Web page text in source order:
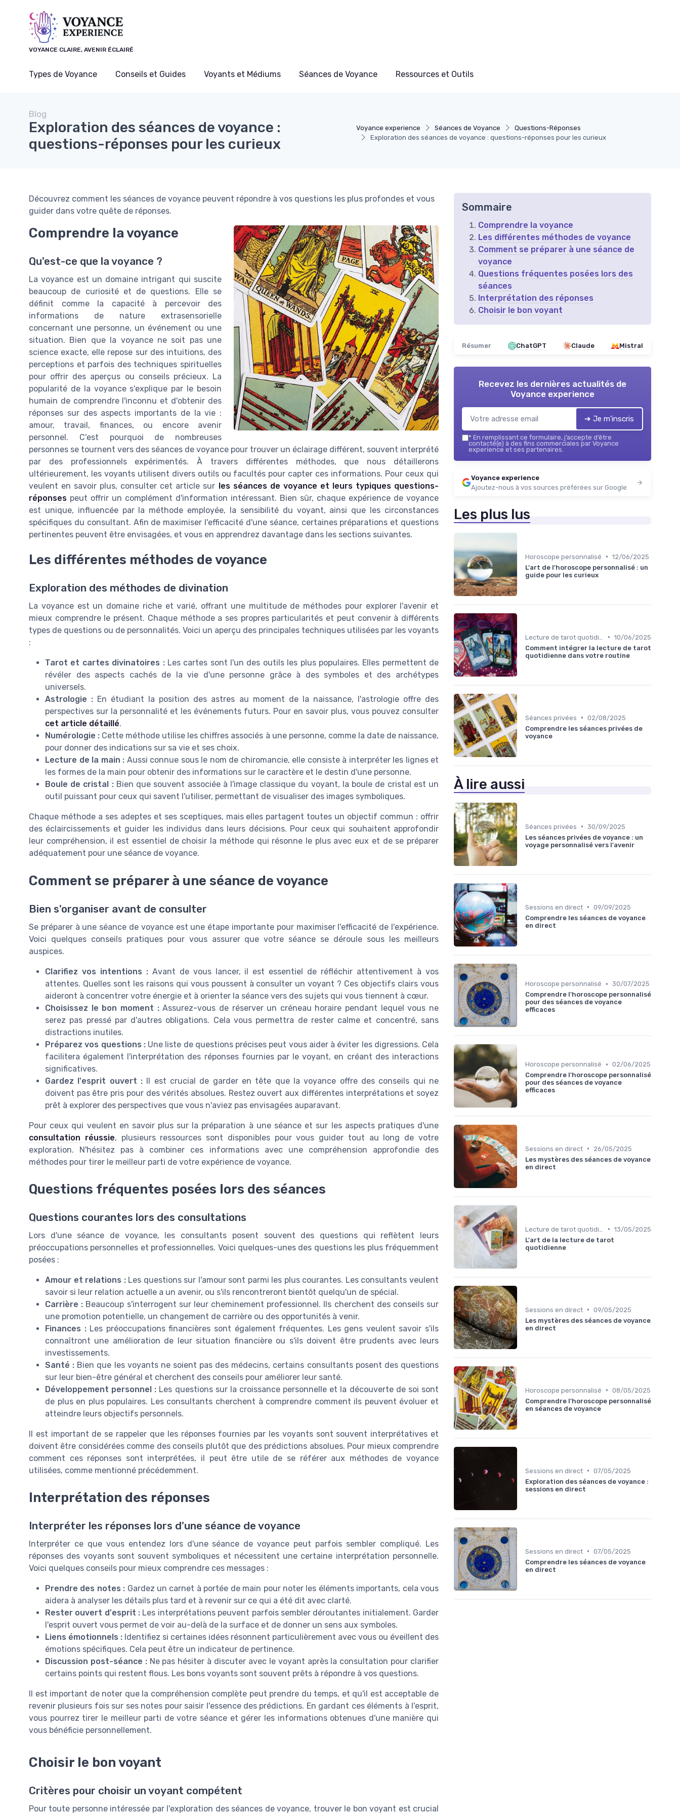
VOYANCE CLAIRE, AVENIR ÉCLAIRÉ
Types de Voyance Conseils et Guides Voyants et Médiums Séances de Voyance Ressources et Outils
Voyance experience Séances de Voyance
Questions-Réponses
Exploration des séances de voyance : questions-réponses pour les curieux
Blog
Exploration des séances de voyance :
questions-réponses pour les curieux
Découvrez comment les séances de voyance peuvent répondre à vos questions les plus profondes et vous
guider dans votre quête de réponses.
Comprendre la voyance
Qu'est-ce que la voyance ?
La voyance est un domaine intrigant qui suscite
beaucoup de curiosité et de questions. Elle se
définit comme la capacité à percevoir des
informations de nature extrasensorielle
concernant une personne, un événement ou une
situation. Bien que la voyance ne soit pas une
science exacte, elle repose sur des intuitions, des
perceptions et parfois des techniques spirituelles
pour offrir des aperçus ou conseils précieux. La
popularité de la voyance s'explique par le besoin
humain de comprendre l'inconnu et d'obtenir des
réponses sur des aspects importants de la vie :
amour, travail, finances, ou encore avenir
personnel. C'est pourquoi de nombreuses
personnes se tournent vers des séances de voyance pour trouver un éclairage différent, souvent interprété
par des professionnels expérimentés. À travers différentes méthodes, que nous détaillerons
ultérieurement, les voyants utilisent divers outils ou facultés pour capter ces informations. Pour ceux qui
veulent en savoir plus, consulter cet article sur les séances de voyance et leurs typiques questions-
réponses peut offrir un complément d'information intéressant. Bien sûr, chaque expérience de voyance
est unique, influencée par la méthode employée, la sensibilité du voyant, ainsi que les circonstances
spécifiques du consultant. Afin de maximiser l'efficacité d'une séance, certaines préparations et questions
pertinentes peuvent être envisagées, et vous en apprendrez davantage dans les sections suivantes.
Les différentes méthodes de voyance
Exploration des méthodes de divination
La voyance est un domaine riche et varié, offrant une multitude de méthodes pour explorer l'avenir et
mieux comprendre le présent. Chaque méthode a ses propres particularités et peut convenir à différents
types de questions ou de personnalités. Voici un aperçu des principales techniques utilisées par les voyants
:
Tarot et cartes divinatoires :Les cartes sont l'un des outils les plus populaires. Elles permettent de
révéler des aspects cachés de la vie d'une personne grâce à des symboles et des archétypes
universels.
Astrologie : En étudiant la position des astres au moment de la naissance, l'astrologie offre des
perspectives sur la personnalité et les événements futurs. Pour en savoir plus, vous pouvez consulter
cet article détaillé.
Numérologie : Cette méthode utilise les chiffres associés à une personne, comme la date de naissance,
pour donner des indications sur sa vie et ses choix.
Lecture de la main : Aussi connue sous le nom de chiromancie, elle consiste à interpréter les lignes et
les formes de la main pour obtenir des informations sur le caractère et le destin d'une personne.
Boule de cristal :Bien que souvent associée à l'image classique du voyant, la boule de cristal est un
outil puissant pour ceux qui savent l'utiliser, permettant de visualiser des images symboliques.
Chaque méthode a ses adeptes et ses sceptiques, mais elles partagent toutes un objectif commun : offrir
des éclaircissements et guider les individus dans leurs décisions. Pour ceux qui souhaitent approfondir
leur compréhension, il est essentiel de choisir la méthode qui résonne le plus avec eux et de se préparer
adéquatement pour une séance de voyance.
Comment se préparer à une séance de voyance
Bien s'organiser avant de consulter
Se préparer à une séance de voyance est une étape importante pour maximiser l'efficacité de l'expérience.
Voici quelques conseils pratiques pour vous assurer que votre séance se déroule sous les meilleurs
auspices.
Clarifiez vos intentions :Avant de vous lancer, il est essentiel de réfléchir attentivement à vos
attentes. Quelles sont les raisons qui vous poussent à consulter un voyant ? Ces objectifs clairs vous
aideront à concentrer votre énergie et à orienter la séance vers des sujets qui vous tiennent à cœur.
Choisissez le bon moment :Assurez-vous de réserver un créneau horaire pendant lequel vous ne
serez pas pressé par d'autres obligations. Cela vous permettra de rester calme et concentré, sans
distractions inutiles.
Préparez vos questions :Une liste de questions précises peut vous aider à éviter les digressions. Cela
facilitera également l'interprétation des réponses fournies par le voyant, en créant des interactions
significatives.
Gardez l'esprit ouvert : Il est crucial de garder en tête que la voyance offre des conseils qui ne
doivent pas être pris pour des vérités absolues. Restez ouvert aux différentes interprétations et soyez
prêt à explorer des perspectives que vous n'aviez pas envisagées auparavant.
Pour ceux qui veulent en savoir plus sur la préparation à une séance et sur les aspects pratiques d'une
consultation réussie, plusieurs ressources sont disponibles pour vous guider tout au long de votre
exploration. N'hésitez pas à combiner ces informations avec une compréhension approfondie des
méthodes pour tirer le meilleur parti de votre expérience de voyance.
Questions fréquentes posées lors des séances
Questions courantes lors des consultations
Lors d'une séance de voyance, les consultants posent souvent des questions qui reflètent leurs
préoccupations personnelles et professionnelles. Voici quelques-unes des questions les plus fréquemment
posées :
Amour et relations :Les questions sur l'amour sont parmi les plus courantes. Les consultants veulent
savoir si leur relation actuelle a un avenir, ou s'ils rencontreront bientôt quelqu'un de spécial.
Carrière : Beaucoup s'interrogent sur leur cheminement professionnel. Ils cherchent des conseils sur
une promotion potentielle, un changement de carrière ou des opportunités à venir.
Finances :Les préoccupations financières sont également fréquentes. Les gens veulent savoir s'ils
connaîtront une amélioration de leur situation financière ou s'ils doivent être prudents avec leurs
investissements.
Santé : Bien que les voyants ne soient pas des médecins, certains consultants posent des questions
sur leur bien-être général et cherchent des conseils pour améliorer leur santé.
Développement personnel : Les questions sur la croissance personnelle et la découverte de soi sont
de plus en plus populaires. Les consultants cherchent à comprendre comment ils peuvent évoluer et
atteindre leurs objectifs personnels.
Il est important de se rappeler que les réponses fournies par les voyants sont souvent interprétatives et
doivent être considérées comme des conseils plutôt que des prédictions absolues. Pour mieux comprendre
comment ces réponses sont interprétées, il peut être utile de se référer aux méthodes de voyance
utilisées, comme mentionné précédemment.
Interprétation des réponses
Interpréter les réponses lors d'une séance de voyance
Interpréter ce que vous entendez lors d'une séance de voyance peut parfois sembler compliqué. Les
réponses des voyants sont souvent symboliques et nécessitent une certaine interprétation personnelle.
Voici quelques conseils pour mieux comprendre ces messages :
Prendre des notes : Gardez un carnet à portée de main pour noter les éléments importants, cela vous
aidera à analyser les détails plus tard et à revenir sur ce qui a été dit avec clarté.
Rester ouvert d'esprit : Les interprétations peuvent parfois sembler déroutantes initialement. Garder
l'esprit ouvert vous permet de voir au-delà de la surface et de donner un sens aux symboles.
Liens émotionnels : Identifiez si certaines idées résonnent particulièrement avec vous ou éveillent des
émotions spécifiques. Cela peut être un indicateur de pertinence.
Discussion post-séance :Ne pas hésiter à discuter avec le voyant après la consultation pour clarifier
certains points qui restent flous. Les bons voyants sont souvent prêts à répondre à vos questions.
Il est important de noter que la compréhension complète peut prendre du temps, et qu'il est acceptable de
revenir plusieurs fois sur ses notes pour saisir l'essence des prédictions. En gardant ces éléments à l'esprit,
vous pourrez tirer le meilleur parti de votre séance et gérer les informations obtenues d'une manière qui
vous bénéficie personnellement.
Choisir le bon voyant
Critères pour choisir un voyant compétent
Pour toute personne intéressée par l'exploration des séances de voyance, trouver le bon voyant est crucial
Sommaire
Comprendre la voyance
Les différentes méthodes de voyance
Comment se préparer à une séance de
voyance
Questions fréquentes posées lors des
séances
Interprétation des réponses
Choisir le bon voyant
Résumer ChatGPT Claude Mistral
Recevez les dernières actualités de
Voyance experience
➔ Je m'inscris
* En remplissant ce formulaire, j’accepte d’être
contacté(e) à des fins commerciales par Voyance
experience et ses partenaires.
Voyance experience
Ajoutez-nous à vos sources préférées sur Google
Les plus lus
Horoscope personnalisé • 12/06/2025
L'art de l'horoscope personnalisé : un
guide pour les curieux
• 10/06/2025
Comment intégrer la lecture de tarot
quotidienne dans votre routine
Séances privées • 02/08/2025
Comprendre les séances privées de
voyance
À lire aussi
Séances privées • 30/09/2025
Les séances privées de voyance : un
voyage personnalisé vers l'avenir
Sessions en direct • 09/09/2025
Comprendre les séances de voyance
en direct
Horoscope personnalisé • 30/07/2025
Comprendre l'horoscope personnalisé
pour des séances de voyance
efficaces
Horoscope personnalisé • 02/06/2025
Comprendre l'horoscope personnalisé
pour des séances de voyance
efficaces
Sessions en direct •
26/05/2025
Les mystères des séances de voyance
en direct
• 13/05/2025
L'art de la lecture de tarot
quotidienne
Sessions en direct • 09/05/2025
Les mystères des séances de voyance
en direct
Horoscope personnalisé • 08/05/2025
Comprendre l'horoscope personnalisé
en séances de voyance
Sessions en direct • 07/05/2025
Exploration des séances de voyance :
sessions en direct
Sessions en direct • 07/05/2025
Comprendre les séances de voyance
en direct